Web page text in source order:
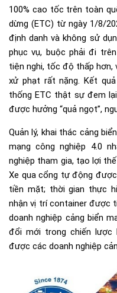
100% cao tốc trên toàn
dừng (ETC) từ ngày 1/8/
định danh và không sử
phục vụ, buộc phải đi
tiện nghi, tốc độ thấp hơn,
xử phạt rất nặng. Kết
thống ETC thật sự đem
được hưởng “quả ngọt”,
Quản lý, khai thác cảng
mạng công nghiệp 4.0
nghiệp tham gia, tạo lợi
Xe qua cổng tự động
tiền mặt; thời gian thực
nhận vị trí container được
doanh nghiệp cảng biển
đổi mới trong chiến lược
được các doanh nghiệp